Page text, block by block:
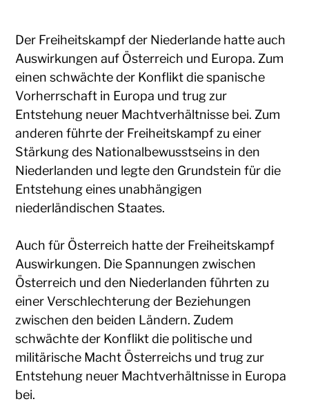
Der Freiheitskampf der Niederlande hatte auch
Auswirkungen auf Österreich und Europa. Zum
einen schwächte der Konflikt die spanische
Vorherrschaft in Europa und trug zur
Entstehung neuer Machtverhältnisse bei. Zum
anderen führte der Freiheitskampf zu einer
Stärkung des Nationalbewusstseins in den
Niederlanden und legte den Grundstein für die
Entstehung eines unabhängigen
niederländischen Staates.
Auch für Österreich hatte der Freiheitskampf
Auswirkungen. Die Spannungen zwischen
Österreich und den Niederlanden führten zu
einer Verschlechterung der Beziehungen
zwischen den beiden Ländern. Zudem
schwächte der Konflikt die politische und
militärische Macht Österreichs und trug zur
Entstehung neuer Machtverhältnisse in Europa
bei.